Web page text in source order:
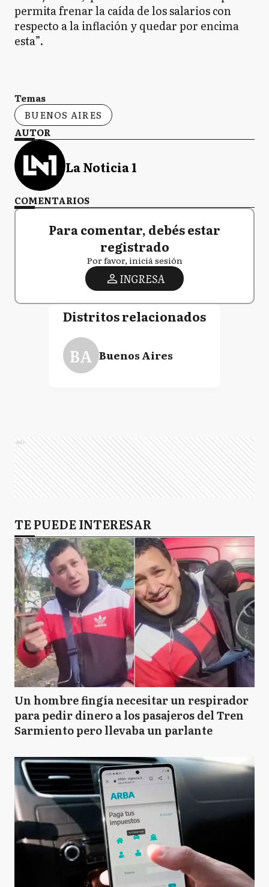
permita frenar la caída de los salarios con
respecto a la inflación y quedar por encima
esta”.
Temas
BUENOS AIRES
AUTOR
La Noticia 1
COMENTARIOS
Para comentar, debés estar
registrado
Por favor, iniciá sesión
INGRESA
Distritos relacionados
BA Buenos Aires
Ads
TE PUEDE INTERESAR
Un hombre fingía necesitar un respirador
para pedir dinero a los pasajeros del Tren
Sarmiento pero llevaba un parlante